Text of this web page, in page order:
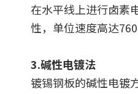
在水平线上进行卤素
性，单位速度高达
3.碱性电镀法
镀锡钢板的碱性电镀